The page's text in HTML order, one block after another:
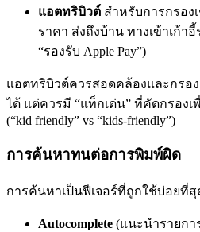
แอตทริบิวต์ สำหรับการกรอง
ราคา ส่งถึงบ้าน ทางเข้าเก้า
“รองรับ Apple Pay”)
แอตทริบิวต์ควรสอดคล้องและกรอ
ได้ แต่ควรมี “แท็กเด่น” ที่คัดกรอง
(“kid friendly” vs “kids-friendly”)
การค้นหาทนต่อการพิมพ์ผิด
การค้นหาเป็นฟีเจอร์ที่ถูกใช้บ่อยที่สุ
Autocomplete (แนะนำรายก